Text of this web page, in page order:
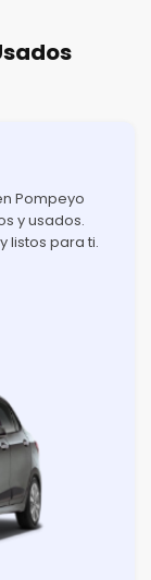
Pompeyo
y usados.
listos para ti.